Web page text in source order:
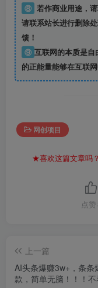
⑧ 若作商业用途，
请联系站长进行删除
馈！
⑨ 互联网的本质是
的正能量能够在互联网
网创项目
★喜欢这篇文章吗
点赞
上一篇
AI头条爆赚3w+，条条
款，简单无脑！！！不